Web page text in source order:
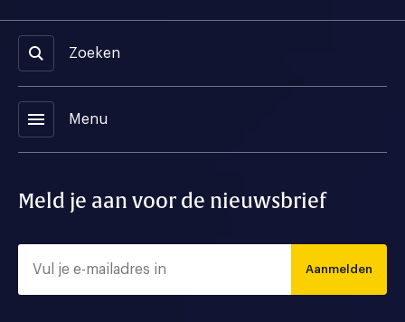
Zoeken
menu Menu
Meld je aan voor de nieuwsbrief
Aanmelden